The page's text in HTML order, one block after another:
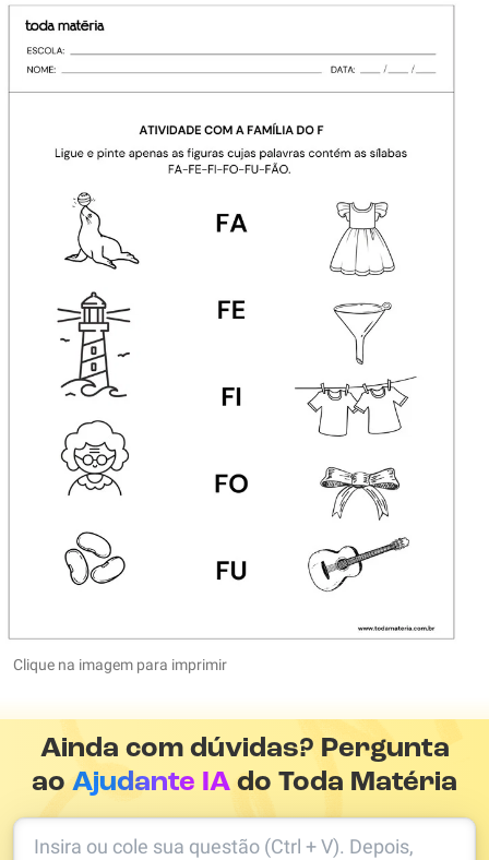
Clique na imagem para imprimir
Ainda com dúvidas? Pergunta
aoAjudante IA do Toda Matéria
Insira ou cole sua questão (Ctrl + V). Depois,